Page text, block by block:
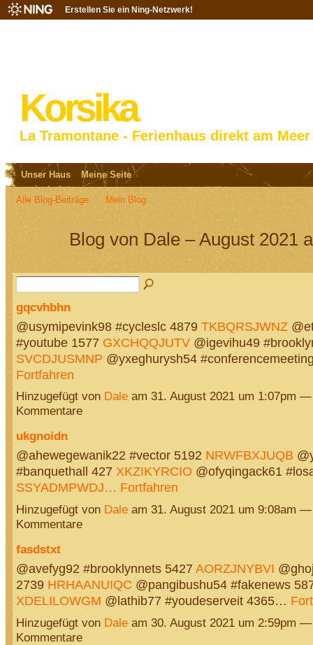
Erstellen Sie ein Ning-Netzwerk!
Korsika
La Tramontane - Ferienhaus direkt am Meer
Unser Haus Meine Seite
Alle Blog-Beiträge Mein Blog
Blog von Dale – August 2021
gqcvhbhn
@usymipevink98 #cycleslc 4879 TKBQRSJWNZ
#youtube 1577 GXCHQQJUTV@igevihu49
SVCDJUSMNP @yxeghurysh54
Fortfahren
Hinzugefügt von Daleam 31. August 2021 um 1:07pm —
Kommentare
ukgnoidn
@ahewegewanik22 #vector 5192 NRWFBXJUQB
#banquethall 427 XKZIKYRCIO @ofyqingack61
SSYADMPWDJ… Fortfahren
Hinzugefügt von Daleam 31. August 2021 um 9:08am —
Kommentare
fasdstxt
@avefyg92 #brooklynnets 5427 AORZJNYBVI
2739 HRHAANUIQC @pangibushu54 #fakenews
XDELILOWGM @lathib77 #youdeserveit 4365…
Hinzugefügt von Daleam 30. August 2021 um 2:59pm —
Kommentare